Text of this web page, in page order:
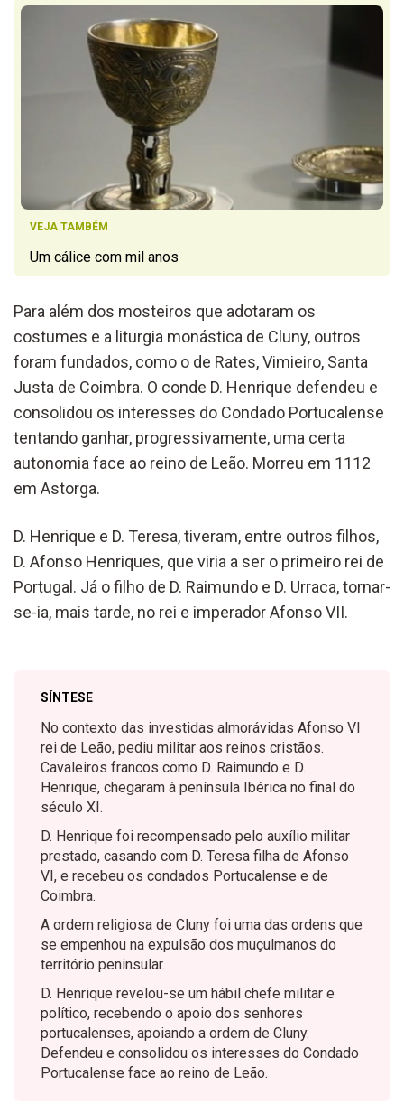
VEJA TAMBÉM
Um cálice com mil anos
Para além dos mosteiros que adotaram os
costumes e a liturgia monástica de Cluny, outros
foram fundados, como o de Rates, Vimieiro, Santa
Justa de Coimbra. O conde D. Henrique defendeu e
consolidou os interesses do Condado Portucalense
tentando ganhar, progressivamente, uma certa
autonomia face ao reino de Leão. Morreu em 1112
em Astorga.
D. Henrique e D. Teresa, tiveram, entre outros filhos,
D. Afonso Henriques, que viria a ser o primeiro rei de
Portugal. Já o filho de D. Raimundo e D. Urraca, tornar-
se-ia, mais tarde, no rei e imperador Afonso VII.
SÍNTESE
No contexto das investidas almorávidas Afonso VI
rei de Leão, pediu militar aos reinos cristãos.
Cavaleiros francos como D. Raimundo e D.
Henrique, chegaram à península Ibérica no final do
século XI.
D. Henrique foi recompensado pelo auxílio militar
prestado, casando com D. Teresa filha de Afonso
VI, e recebeu os condados Portucalense e de
Coimbra.
A ordem religiosa de Cluny foi uma das ordens que
se empenhou na expulsão dos muçulmanos do
território peninsular.
D. Henrique revelou-se um hábil chefe militar e
político, recebendo o apoio dos senhores
portucalenses, apoiando a ordem de Cluny.
Defendeu e consolidou os interesses do Condado
Portucalense face ao reino de Leão.